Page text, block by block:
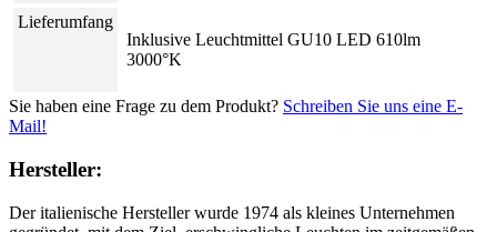
Lieferumfang
Inklusive Leuchtmittel GU10 LED 610lm
3000°K
Sie haben eine Frage zu dem Produkt? Schreiben Sie uns eine E-
Mail!
Hersteller:
Der italienische Hersteller wurde 1974 als kleines Unternehmen